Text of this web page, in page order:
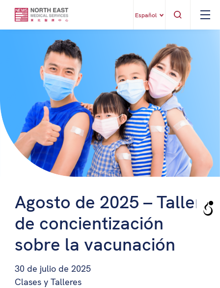
Español
Agosto de 2025 – Taller
de concientización
sobre la vacunación
30 de julio de 2025
Clases y Talleres